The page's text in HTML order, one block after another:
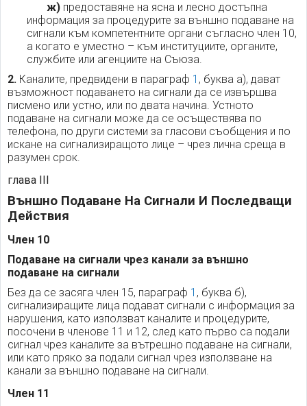
ж)предоставяне на ясна и лесно достъпна
информация за процедурите за външно подаване на
сигнали към компетентните органи съгласно член 10,
а когато е уместно – към институциите, органите,
службите или агенциите на Съюза.
2. Каналите, предвидени в параграф 1 , буква а), дават
възможност подаването на сигнали да се извършва
писмено или устно, или по двата начина. Устното
подаване на сигнали може да се осъществява по
телефона, по други системи за гласови съобщения и по
искане на сигнализиращото лице – чрез лична среща в
разумен срок.
глава III
Външно Подаване На Сигнали И Последващи
Действия
Член 10
Подаване на сигнали чрез канали за външно
подаване на сигнали
Без да се засяга член 15, параграф 1 , буква б),
сигнализиращите лица подават сигнали с информация за
нарушения, като използват каналите и процедурите,
посочени в членове 11 и 12, след като първо са подали
сигнал чрез каналите за вътрешно подаване на сигнали,
или като пряко за подали сигнал чрез използване на
канали за външно подаване на сигнали.
Член 11